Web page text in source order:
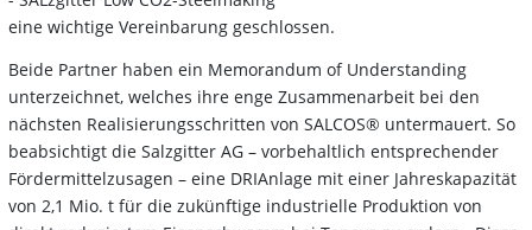
eine wichtige Vereinbarung geschlossen.
Beide Partner haben ein Memorandum of Understanding
unterzeichnet, welches ihre enge Zusammenarbeit bei den
nächsten Realisierungsschritten von SALCOS® untermauert. So
beabsichtigt die Salzgitter AG – vorbehaltlich entsprechender
Fördermittelzusagen – eine DRIAnlage mit einer Jahreskapazität
von 2,1 Mio. t für die zukünftige industrielle Produktion von